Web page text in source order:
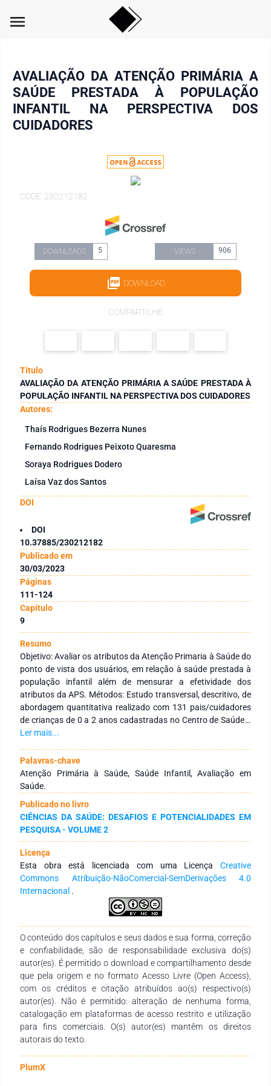
menu
AVALIAÇÃO DA ATENÇÃO PRIMÁRIA A
SAÚDE PRESTADA À POPULAÇÃO
INFANTIL NA PERSPECTIVA DOS
CUIDADORES
CODE: 230212182
DOWNLOADS 5 VIEWS 906
DOWNLOAD
COMPARTILHE
Título
AVALIAÇÃO DA ATENÇÃO PRIMÁRIA A SAÚDE PRESTADA À
POPULAÇÃO INFANTIL NA PERSPECTIVA DOS CUIDADORES
Autores:
Thaís Rodrigues Bezerra Nunes
Fernando Rodrigues Peixoto Quaresma
Soraya Rodrigues Dodero
Laísa Vaz dos Santos
DOI
DOI
10.37885/230212182
Publicado em
30/03/2023
Páginas
111-124
Capítulo
9
Resumo
Objetivo: Avaliar os atributos da Atenção Primaria à Saúde do
ponto de vista dos usuários, em relação à saúde prestada à
população infantil além de mensurar a efetividade dos
atributos da APS. Métodos: Estudo transversal, descritivo, de
abordagem quantitativa realizado com 131 pais/cuidadores
de crianças de 0 a 2 anos cadastradas no Centro de Saúde e
Comunidade 403 norte localizado em Palmas - TO. A coleta de
avaliação da atenção primária à saúde (PCA-Tool) versão
infantil. Resultados: Os participantes avaliaram os atributos
com escore geral alto, exceto os itens acessibilidade e
orientação comunitária que tiveram baixo valor atribuído.
Conclusão: Apesar dos serviços à saúde infantil terem sido
bem avaliados de uma maneira geral, destacando-se
integralidade e coordenação do cuidado, ainda há muito que
se melhorar sobretudo a acessibilidade e orientação
comunitária para consolidar a Atenção Primária à Saúde de
forma ainda mais satisfatória.
Ler mais...
Palavras-chave
Atenção Primária à Saúde, Saúde Infantil, Avaliação em
Saúde.
Publicado no livro
CIÊNCIAS DA SAÚDE: DESAFIOS E POTENCIALIDADES EM
PESQUISA - VOLUME 2
Licença
Esta obra está licenciada com uma Licença Creative
Commons Atribuição-NãoComercial-SemDerivações 4.0
Internacional .
O conteúdo dos capítulos e seus dados e sua forma, correção
e confiabilidade, são de responsabilidade exclusiva do(s)
autor(es). É permitido o download e compartilhamento desde
que pela origem e no formato Acesso Livre (Open Access),
com os créditos e citação atribuídos ao(s) respectivo(s)
autor(es). Não é permitido: alteração de nenhuma forma,
catalogação em plataformas de acesso restrito e utilização
para fins comerciais. O(s) autor(es) mantêm os direitos
autorais do texto.
PlumX